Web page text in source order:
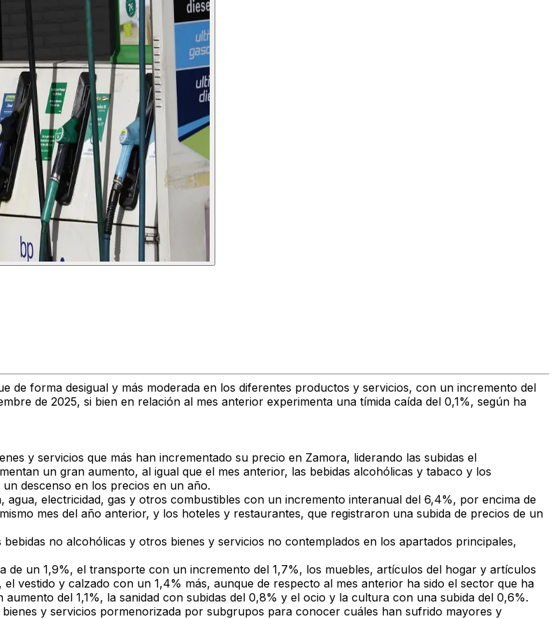
de forma desigual y más moderada en los diferentes productos y servicios, con un incremento del
de 2025, si bien en relación al mes anterior experimenta una tímida caída del 0,1%, según ha
y servicios que más han incrementado su precio en Zamora, liderando las subidas el
un gran aumento, al igual que el mes anterior, las bebidas alcohólicas y tabaco y los
descenso en los precios en un año.
agua, electricidad, gas y otros combustibles con un incremento interanual del 6,4%, por encima de
mes del año anterior, y los hoteles y restaurantes, que registraron una subida de precios de un
bebidas no alcohólicas y otros bienes y servicios no contemplados en los apartados principales,
de un 1,9%, el transporte con un incremento del 1,7%, los muebles, artículos del hogar y artículos
el vestido y calzado con un 1,4% más, aunque de respecto al mes anterior ha sido el sector que ha
aumento del 1,1%, la sanidad con subidas del 0,8% y el ocio y la cultura con una subida del 0,6%.
y servicios pormenorizada por subgrupos para conocer cuáles han sufrido mayores y